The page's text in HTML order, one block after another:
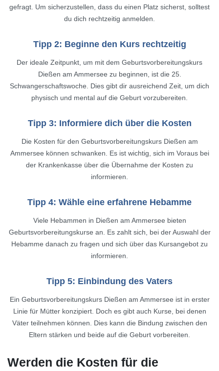
gefragt. Um sicherzustellen, dass du einen Platz sicherst, solltest
du dich rechtzeitig anmelden.
Tipp 2: Beginne den Kurs rechtzeitig
Der ideale Zeitpunkt, um mit dem Geburtsvorbereitungskurs
Dießen am Ammersee zu beginnen, ist die 25.
Schwangerschaftswoche. Dies gibt dir ausreichend Zeit, um dich
physisch und mental auf die Geburt vorzubereiten.
Tipp 3: Informiere dich über die Kosten
Die Kosten für den Geburtsvorbereitungskurs Dießen am
Ammersee können schwanken. Es ist wichtig, sich im Voraus bei
der Krankenkasse über die Übernahme der Kosten zu
informieren.
Tipp 4: Wähle eine erfahrene Hebamme
Viele Hebammen in Dießen am Ammersee bieten
Geburtsvorbereitungskurse an. Es zahlt sich, bei der Auswahl der
Hebamme danach zu fragen und sich über das Kursangebot zu
informieren.
Tipp 5: Einbindung des Vaters
Ein Geburtsvorbereitungskurs Dießen am Ammersee ist in erster
Linie für Mütter konzipiert. Doch es gibt auch Kurse, bei denen
Väter teilnehmen können. Dies kann die Bindung zwischen den
Eltern stärken und beide auf die Geburt vorbereiten.
Werden die Kosten für die